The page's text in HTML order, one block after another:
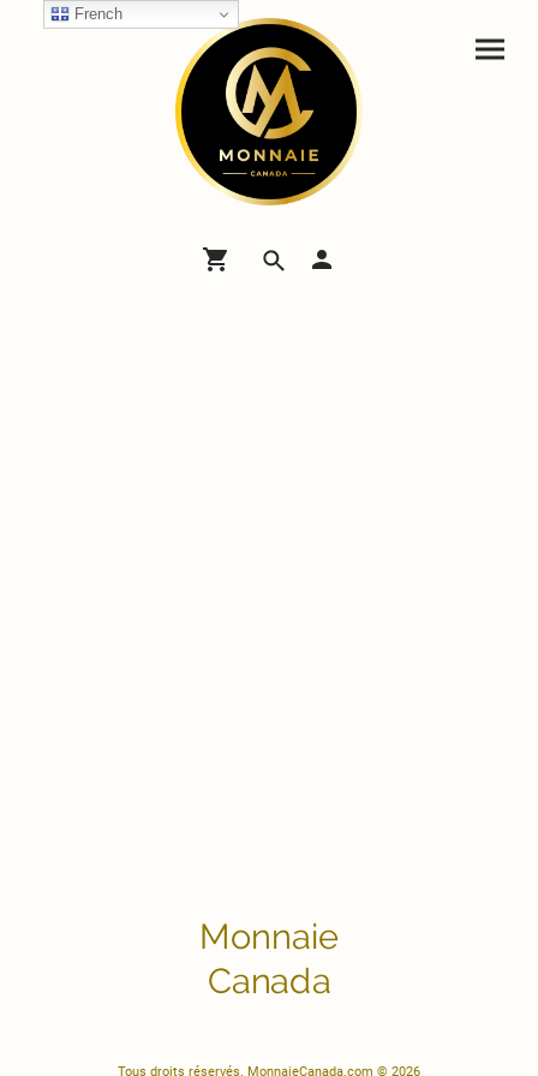
Monnaie
Canada
Tous droits réservés. MonnaieCanada.com © 2026
French